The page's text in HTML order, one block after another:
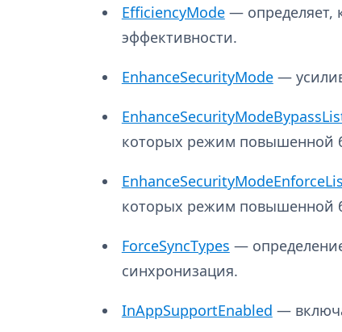
EfficiencyMode— определяет,
эффективности.
EnhanceSecurityMode—
которых режим повышенной
которых режим повышенной
ForceSyncTypes —
синхронизация.
InAppSupportEnabled —